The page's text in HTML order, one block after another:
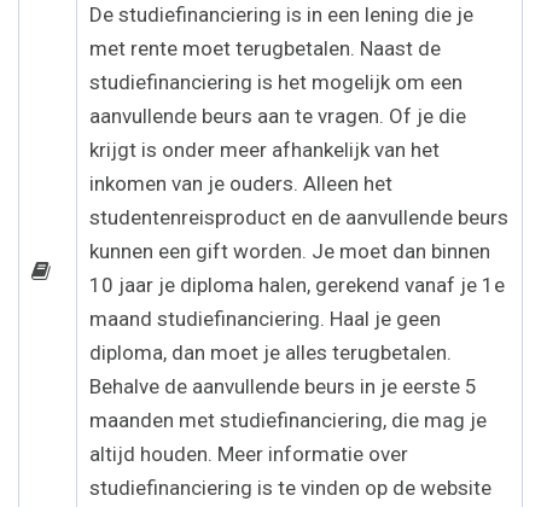
De studiefinanciering is in een lening die je
met rente moet terugbetalen. Naast de
studiefinanciering is het mogelijk om een
aanvullende beurs aan te vragen. Of je die
krijgt is onder meer afhankelijk van het
inkomen van je ouders. Alleen het
studentenreisproduct en de aanvullende beurs
kunnen een gift worden. Je moet dan binnen
10 jaar je diploma halen, gerekend vanaf je 1e
maand studiefinanciering. Haal je geen
diploma, dan moet je alles terugbetalen.
Behalve de aanvullende beurs in je eerste 5
maanden met studiefinanciering, die mag je
altijd houden. Meer informatie over
studiefinanciering is te vinden op de website